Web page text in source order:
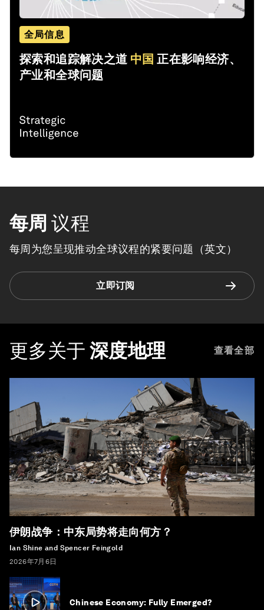
全局信息
探索和追踪解决之道 中国 正在影响经济、
产业和全球问题
每周 议程
每周为您呈现推动全球议程的紧要问题（英文）
立即订阅
更多关于 深度地理 查看全部
伊朗战争：中东局势将走向何方？
Ian Shine and Spencer Feingold
2026年7月6日
Chinese Economy: Fully Emerged?